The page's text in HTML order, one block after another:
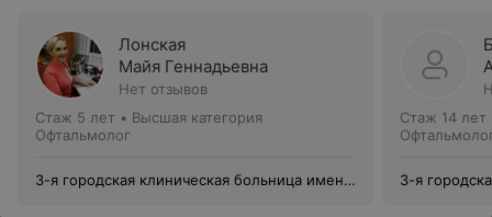
Лонская
Майя Геннадьевна
Нет отзывов
Стаж 5 лет • Высшая категория
Офтальмолог
3-я городская клиническая больница имени
Стаж 14 лет
3-я